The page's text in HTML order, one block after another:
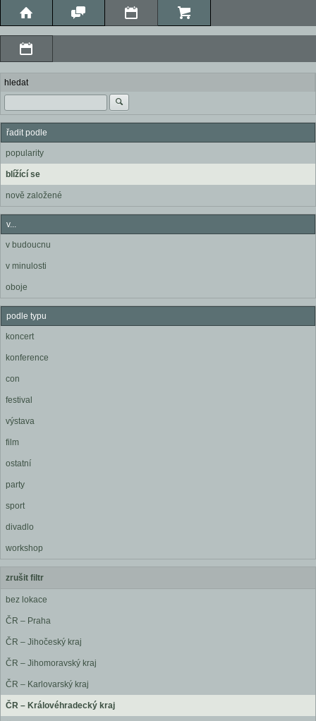
hledat
řadit podle
popularity
blížící se
nově založené
v...
v budoucnu
v minulosti
oboje
podle typu
koncert
konference
con
festival
výstava
film
ostatní
party
sport
divadlo
workshop
zrušit filtr
bez lokace
ČR – Praha
ČR – Jihočeský kraj
ČR – Jihomoravský kraj
ČR – Karlovarský kraj
ČR – Královéhradecký kraj